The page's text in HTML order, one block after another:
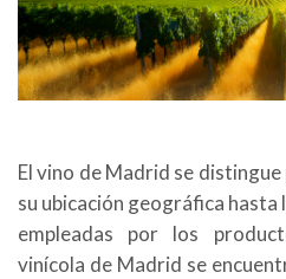
El vino de Madrid se
su ubicación geográfica hasta
empleadas por los
vinícola de Madrid se